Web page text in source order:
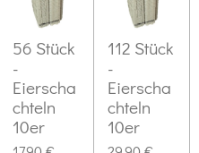
56 Stück
-
Eierscha
chteln
10er
112 Stück
-
Eierscha
chteln
10er